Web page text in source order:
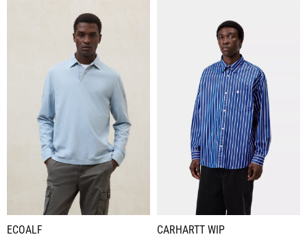
Varianten
auf.
Die
Optionen
können
auf
der
Produktseite
gewählt
werden
mehrere
Varianten
Die
Optionen
können
auf
der
Produktseite
gewählt
werden
ECOALF
CARHARTT WIP